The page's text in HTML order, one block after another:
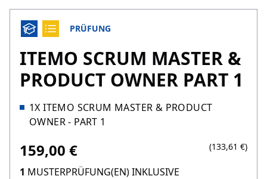
PRÜFUNG
ITEMO SCRUM MASTER &
PRODUCT OWNER PART 1
1X ITEMO SCRUM MASTER & PRODUCT
OWNER - PART 1
159,00 € (133,61 €)
1 MUSTERPRÜFUNG(EN) INKLUSIVE